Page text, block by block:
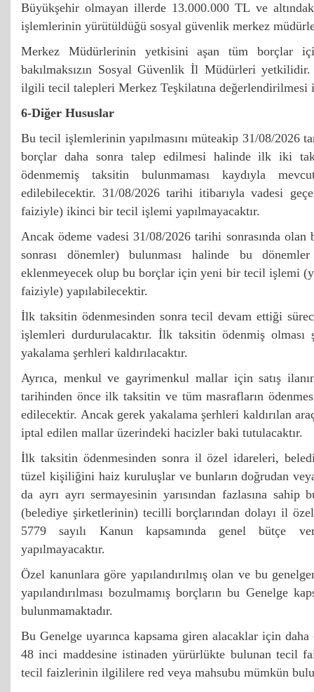
Büyükşehir olmayan illerde 13.000.000 TL ve
işlemlerinin yürütüldüğü sosyal güvenlik merkez
Merkez Müdürlerinin yetkisini aşan tüm borçlar
bakılmaksızın Sosyal Güvenlik İl Müdürleri
ilgili tecil talepleri Merkez Teşkilatına değerlendirilmesi
6-Diğer Hususlar
Bu tecil işlemlerinin yapılmasını müteakip 31/08/2026
borçlar daha sonra talep edilmesi halinde ilk iki
ödenmemiş taksitin bulunmaması kaydıyla
edilebilecektir. 31/08/2026 tarihi itibarıyla vadesi
faiziyle) ikinci bir tecil işlemi yapılmayacaktır.
Ancak ödeme vadesi 31/08/2026 tarihi sonrasında olan
sonrası dönemler) bulunması halinde bu
eklenmeyecek olup bu borçlar için yeni bir tecil işlemi
faiziyle) yapılabilecektir.
İlk taksitin ödenmesinden sonra tecil devam ettiği
işlemleri durdurulacaktır. İlk taksitin ödenmiş olması
yakalama şerhleri kaldırılacaktır.
Ayrıca, menkul ve gayrimenkul mallar için satış
tarihinden önce ilk taksitin ve tüm masrafların
edilecektir. Ancak gerek yakalama şerhleri kaldırılan
iptal edilen mallar üzerindeki hacizler baki tutulacaktır.
İlk taksitin ödenmesinden sonra il özel idareleri,
tüzel kişiliğini haiz kuruluşlar ve bunların doğrudan
da ayrı ayrı sermayesinin yarısından fazlasına sahip
(belediye şirketlerinin) tecilli borçlarından dolayı il
5779 sayılı Kanun kapsamında genel bütçe
yapılmayacaktır.
Özel kanunlara göre yapılandırılmış olan ve bu
yapılandırılması bozulmamış borçların bu Genelge
bulunmamaktadır.
Bu Genelge uyarınca kapsama giren alacaklar için daha
48 inci maddesine istinaden yürürlükte bulunan tecil
tecil faizlerinin ilgililere red veya mahsubu mümkün